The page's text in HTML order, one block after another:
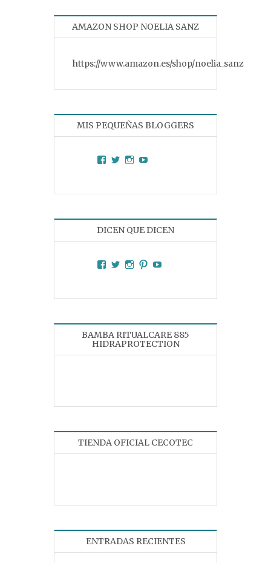
AMAZON SHOP NOELIA SANZ
https://www.amazon.es/shop/noelia_sanz
MIS PEQUEÑAS BLOGGERS
Facebook
TwitterInstagram
DICEN QUE DICEN
Facebook
TwitterInstagram
Pinterest
BAMBA RITUALCARE 885
HIDRAPROTECTION
TIENDA OFICIAL CECOTEC
ENTRADAS RECIENTES